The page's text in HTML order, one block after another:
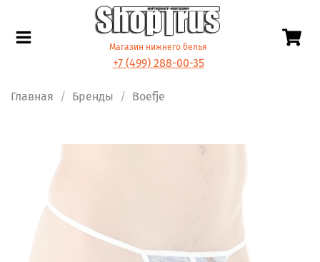
Магазин нижнего белья
+7 (499) 288-00-35
Главная Бренды Boefje